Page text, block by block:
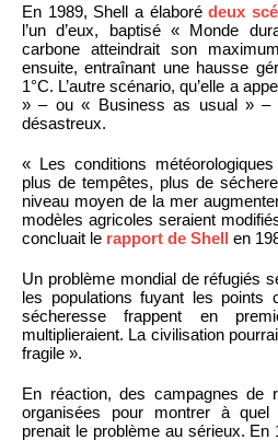
En 1989, Shell a élaborédeux
l’un d’eux, baptisé « Monde
carbone atteindrait son
ensuite, entraînant une hausse
1°C. L’autre scénario, qu’elle a
» – ou « Business as usual » –
désastreux.
« Les conditions
plus de tempêtes, plus de
niveau moyen de la mer
modèles agricoles seraient
concluait le rapport de Shell en
Un problème mondial de réfugiés
les populations fuyant les points
sécheresse frappent en
multiplieraient. La civilisation
fragile ».
En réaction, des campagnes de
organisées pour montrer à quel
prenait le problème au sérieux.